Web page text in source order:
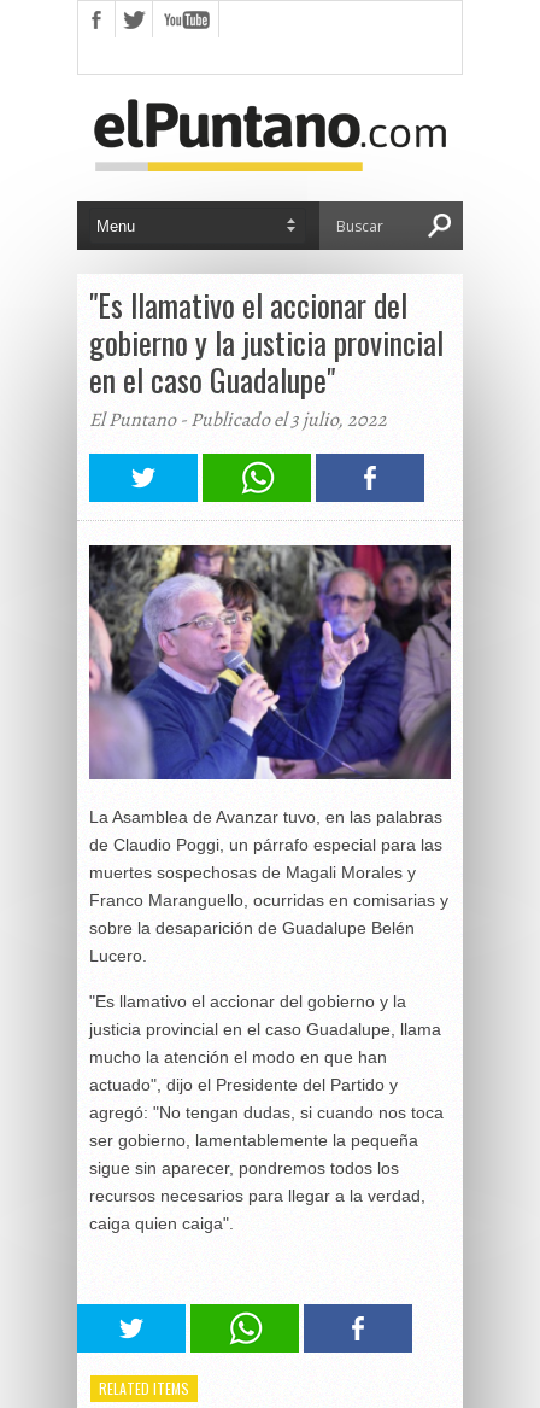
"Es llamativo el accionar del
gobierno y la justicia provincial
en el caso Guadalupe"
El Puntano - Publicado el 3 julio, 2022
La Asamblea de Avanzar tuvo, en las palabras
de Claudio Poggi, un párrafo especial para las
muertes sospechosas de Magali Morales y
Franco Maranguello, ocurridas en comisarias y
sobre la desaparición de Guadalupe Belén
Lucero.
"Es llamativo el accionar del gobierno y la
justicia provincial en el caso Guadalupe, llama
mucho la atención el modo en que han
actuado", dijo el Presidente del Partido y
agregó: "No tengan dudas, si cuando nos toca
ser gobierno, lamentablemente la pequeña
sigue sin aparecer, pondremos todos los
recursos necesarios para llegar a la verdad,
caiga quien caiga".
RELATED ITEMS